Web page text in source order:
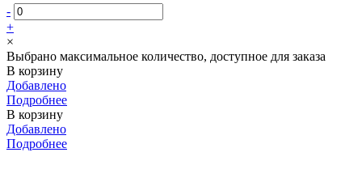
-
+
×
Выбрано максимальное количество, доступное для заказа
В корзину
Добавлено
Подробнее
В корзину
Добавлено
Подробнее